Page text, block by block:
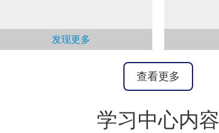
发现更多
查看更多
学习中心内容